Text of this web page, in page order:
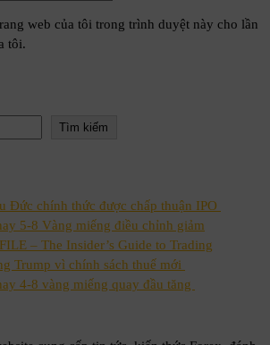
web của tôi trong trình duyệt này cho lần
tôi.
Tìm kiếm
Đức chính thức được chấp thuận IPO
5-8 Vàng miếng điều chỉnh giảm
– The Insider’s Guide to Trading
Trump vì chính sách thuế mới
4-8 vàng miếng quay đầu tăng